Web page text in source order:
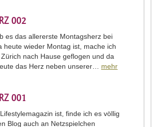
002
es das allererste Montagsherz bei
heute wieder Montag ist, mache ich
nach Hause geflogen und da
das Herz neben unserer… mehr
001
ist, finde ich es völlig
Blog auch an Netzspielchen